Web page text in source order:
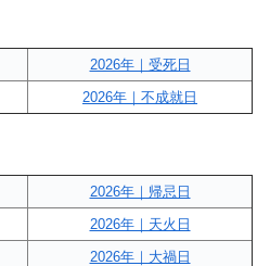
2026年｜受死日
2026年｜不成就日
2026年｜帰忌日
2026年｜天火日
2026年｜大禍日